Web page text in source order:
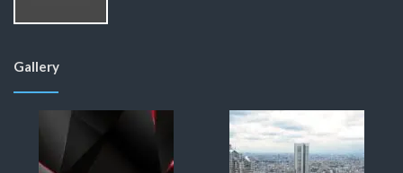
Gallery